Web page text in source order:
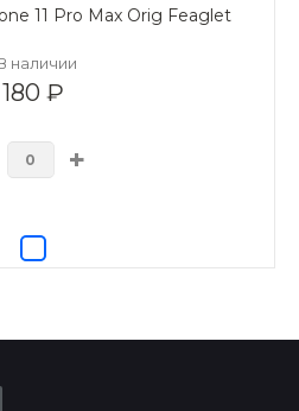
11 Pro Max Orig Feaglet
наличии
180 ₽
+